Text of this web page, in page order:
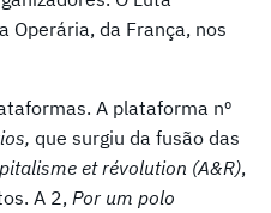
Operária, da França, nos
A plataforma nº
que surgiu da fusão das
et révolution (A&R),
A 2, Por um polo